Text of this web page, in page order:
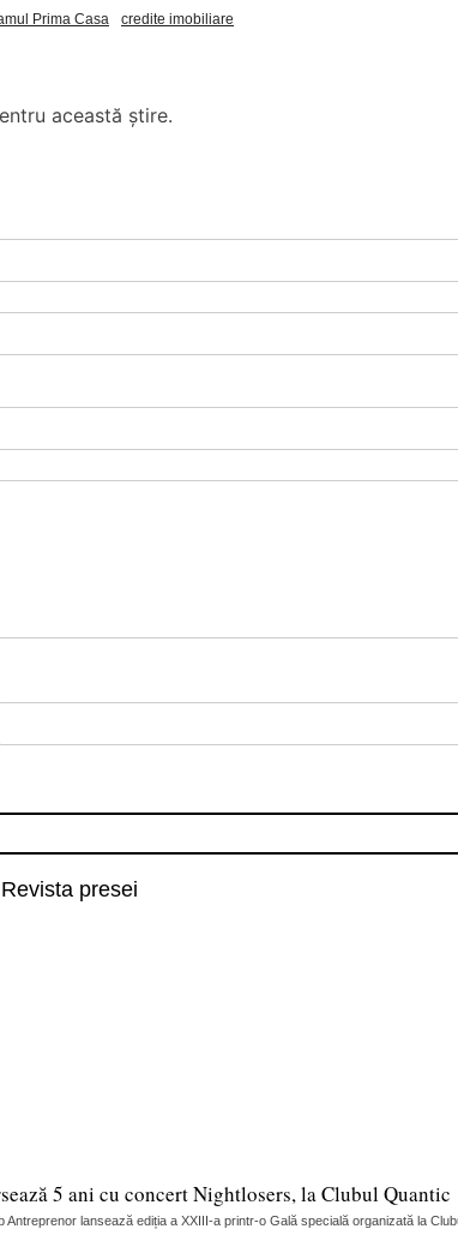
Prima Casa credite imobiliare
această știre.
Revista presei
5 ani cu concert Nightlosers, la Clubul Quantic
Antreprenor lansează ediția a XXIII-a printr-o Gală specială organizată la